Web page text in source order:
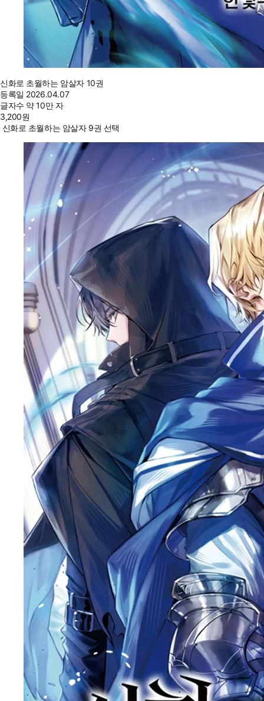
신화로 초월하는 암살자 10권
등록일 2026.04.07
글자수 약 10만 자
3,200원
신화로 초월하는 암살자 9권 선택